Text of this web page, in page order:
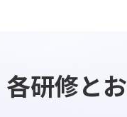
各研修と